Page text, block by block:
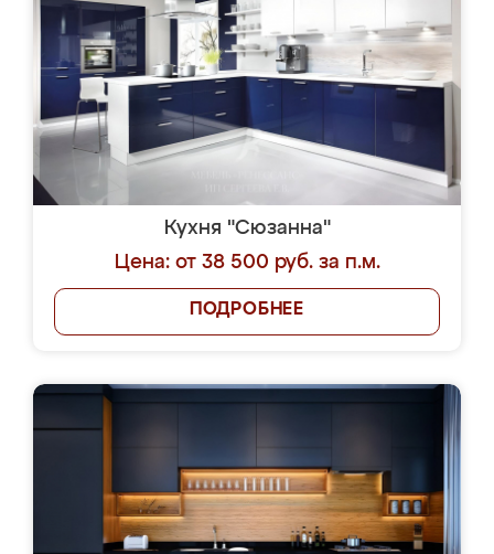
Кухня "Сюзанна"
Цена: от 38 500 руб. за п.м.
ПОДРОБНЕЕ